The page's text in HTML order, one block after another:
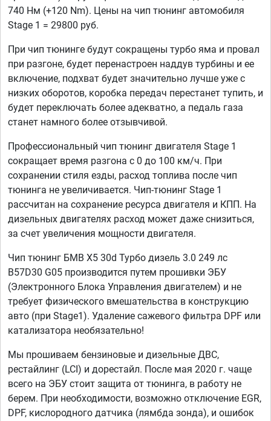
740 Нм (+120 Nm). Цены на чип тюнинг автомобиля
Stage 1 = 29800 руб.
При чип тюнинге будут сокращены турбо яма и провал
при разгоне, будет перенастроен наддув турбины и ее
включение, подхват будет значительно лучше уже с
низких оборотов, коробка передач перестанет тупить, и
будет переключать более адекватно, а педаль газа
станет намного более отзывчивой.
Профессиональный чип тюнинг двигателя Stage 1
сокращает время разгона с 0 до 100 км/ч. При
сохранении стиля езды, расход топлива после чип
тюнинга не увеличивается. Чип-тюнинг Stage 1
рассчитан на сохранение ресурса двигателя и КПП. На
дизельных двигателях расход может даже снизиться,
за счет увеличения мощности двигателя.
Чип тюнинг БМВ Х5 30d Турбо дизель 3.0 249 лс
B57D30 G05 производится путем прошивки ЭБУ
(Электронного Блока Управления двигателем) и не
требует физического вмешательства в конструкцию
авто (при Stage1). Удаление сажевого фильтра DPF или
катализатора необязательно!
Мы прошиваем бензиновые и дизельные ДВС,
рестайлинг (LCI) и дорестайл. После мая 2020 г. чаще
всего на ЭБУ стоит защита от тюнинга, в работу не
берем. При необходимости, возможно отключение EGR,
DPF, кислородного датчика (лямбда зонда), и ошибок